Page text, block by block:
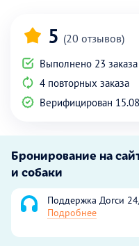
5 (20 отзывов)
Выполнено 23 заказа
4 повторных заказа
Верифицирован
Бронирование на
и собаки
Поддержка Догси
Подробнее